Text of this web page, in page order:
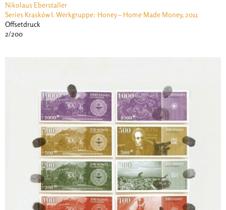
Nikolaus Eberstaller
Series Krasków I. Werkgruppe: Honey – Home Made Money, 2011
Offsetdruck
2/200